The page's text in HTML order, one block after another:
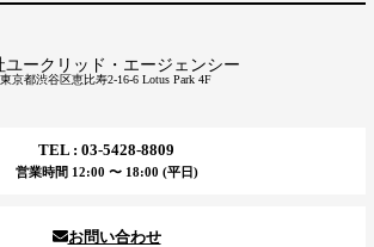
ユークリッド・エージェンシー
京都渋谷区恵比寿2-16-6 Lotus Park 4F
TEL : 03-5428-8809
営業時間 12:00 〜 18:00 (平日)
お問い合わせ